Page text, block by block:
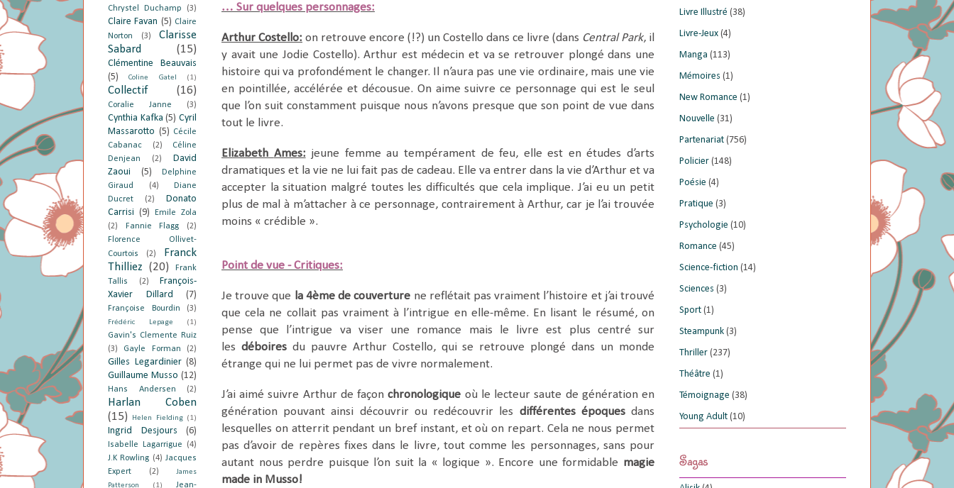
… Sur quelques personnages:
Arthur Costello: on retrouve encore (!?) un Costello dans ce livre (dans Central Park, il
y avait une Jodie Costello). Arthur est médecin et va se retrouver plongé dans une
histoire qui va profondément le changer. Il n’aura pas une vie ordinaire, mais une vie
en pointillée, accélérée et décousue. On aime suivre ce personnage qui est le seul
que l’on suit constamment puisque nous n’avons presque que son point de vue dans
tout le livre.
Elizabeth Ames: jeune femme au tempérament de feu, elle est en études d’arts
dramatiques et la vie ne lui fait pas de cadeau. Elle va entrer dans la vie d’Arthur et va
accepter la situation malgré toutes les difficultés que cela implique. J’ai eu un petit
plus de mal à m’attacher à ce personnage, contrairement à Arthur, car je l’ai trouvée
moins « crédible ».
Point de vue - Critiques:
Je trouve que la 4ème de couverture ne reflétait pas vraiment l’histoire et j’ai trouvé
que cela ne collait pas vraiment à l’intrigue en elle-même. En lisant le résumé, on
pense que l’intrigue va viser une romance mais le livre est plus centré sur
les déboiresdu pauvre Arthur Costello, qui se retrouve plongé dans un monde
étrange qui ne lui permet pas de vivre normalement.
J’ai aimé suivre Arthur de façonchronologique où le lecteur saute de génération en
génération pouvant ainsi découvrir ou redécouvrir les différentes époquesdans
lesquelles on atterrit pendant un bref instant, et où on repart. Cela ne nous permet
pas d’avoir de repères fixes dans le livre, tout comme les personnages, sans pour
autant nous perdre puisque l’on suit la « logique ». Encore une formidable magie
made in Musso!
Chrystel Duchamp (3)
Claire Favan (5) Claire
Norton
(3)
Clarisse
Sabard
(15)
Clémentine Beauvais
(5)
Coline Gatel (1)
Collectif (16)
Coralie Janne (3)
Cynthia Kafka (5) Cyril
Massarotto (5) Cécile
Cabanac
(2)
Céline
Denjean
(2)
David
Zaoui
(5)
Delphine
Giraud
(4)
Diane
Ducret
(2)
Donato
Carrisi (9)
Emile Zola
(2)
Fannie Flagg
(2)
Florence Ollivet-
Courtois
(2)
Franck
Thilliez (20)
Frank
Tallis
(2)
François-
Xavier Dillard
(7)
Françoise Bourdin (3)
Frédéric Lepage (1)
Gavin's Clemente Ruiz
(3)
Gayle Forman (2)
Gilles Legardinier (8)
Guillaume Musso (12)
Hans Andersen (2)
Harlan Coben
(15)
Helen Fielding (1)
Ingrid Desjours (6)
Isabelle Lagarrigue
(4)
J.K Rowling (4) Jacques
Expert
(2)
James
Patterson
(1) Jean-
Livre Illustré (38)
Livre-Jeux (4)
Manga (113)
Mémoires (1)
New Romance (1)
Nouvelle (31)
Partenariat (756)
Policier (148)
Poésie (4)
Pratique (3)
Psychologie (10)
Romance (45)
Science-fiction (14)
Sciences (3)
Sport (1)
Steampunk (3)
Thriller (237)
Théâtre (1)
Témoignage (38)
Young Adult (10)
Sagas